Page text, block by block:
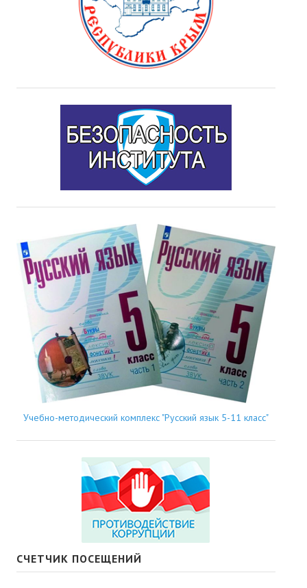
Учебно-методический комплекс "Русский язык 5-11 класс"
СЧЕТЧИК ПОСЕЩЕНИЙ